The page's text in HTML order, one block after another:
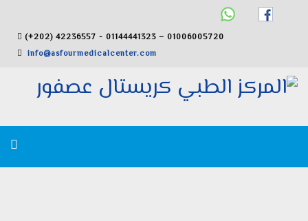
(+202) 42236557 - 01144441323 – 01006005720
info@asfourmedicalcenter.com